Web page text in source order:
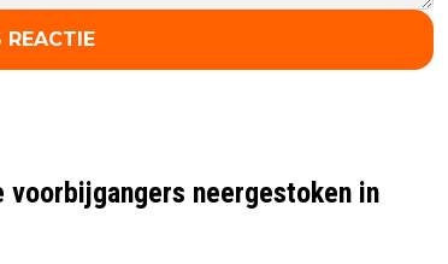
REACTIE
voorbijgangers neergestoken in